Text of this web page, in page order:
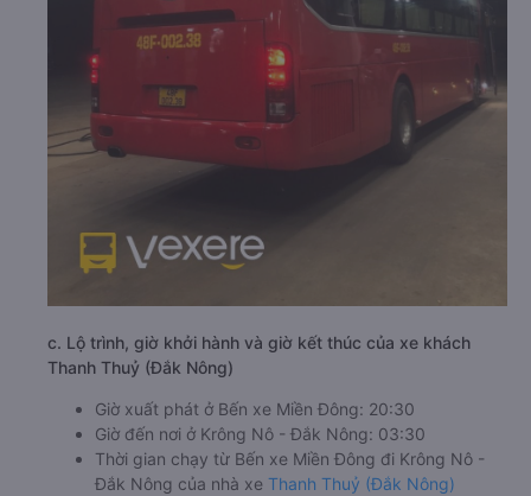
c. Lộ trình, giờ khởi hành và giờ kết thúc của xe khách
Thanh Thuỷ (Đắk Nông)
Giờ xuất phát ở Bến xe Miền Đông: 20:30
Giờ đến nơi ở Krông Nô - Đắk Nông: 03:30
Thời gian chạy từ Bến xe Miền Đông đi Krông Nô -
Đắk Nông của nhà xe Thanh Thuỷ (Đắk Nông)